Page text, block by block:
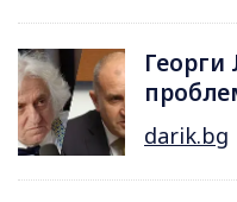
Георги
darik.bg